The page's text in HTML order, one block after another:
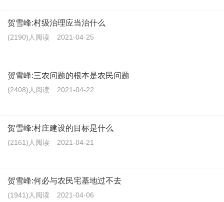
贺雪峰:村级治理应当治什么
(2190)人阅读 2021-04-25
贺雪峰:三农问题的根本是农民问题
(2408)人阅读 2021-04-22
贺雪峰:村庄建设的目标是什么
(2161)人阅读 2021-04-21
贺雪峰:何必与农民宅基地过不去
(1941)人阅读 2021-04-06